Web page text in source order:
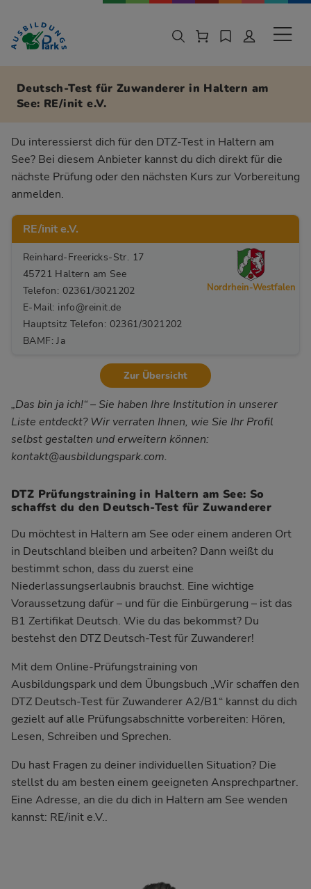
Zur Navigation springen
Zu den Hauptinhalten springen
Deutsch-Test für Zuwanderer in Haltern am
See: RE/init e.V.
Du interessierst dich für den DTZ-Test in Haltern am
See? Bei diesem Anbieter kannst du dich direkt für die
nächste Prüfung oder den nächsten Kurs zur Vorbereitung
anmelden.
RE/init e.V.
Reinhard-Freericks-Str. 17
45721 Haltern am See
Telefon: 02361/3021202
E-Mail: info@reinit.de
Hauptsitz Telefon: 02361/3021202
BAMF: Ja
Nordrhein-Westfalen
Zur Übersicht
„Das bin ja ich!“ – Sie haben Ihre Institution in unserer
Liste entdeckt? Wir verraten Ihnen, wie Sie Ihr Profil
selbst gestalten und erweitern können:
kontakt@ausbildungspark.com.
DTZ Prüfungstraining in Haltern am See: So
schaffst du den Deutsch-Test für Zuwanderer
Du möchtest in Haltern am See oder einem anderen Ort
in Deutschland bleiben und arbeiten? Dann weißt du
bestimmt schon, dass du zuerst eine
Niederlassungserlaubnis brauchst. Eine wichtige
Voraussetzung dafür – und für die Einbürgerung – ist das
B1 Zertifikat Deutsch. Wie du das bekommst? Du
bestehst den DTZ Deutsch-Test für Zuwanderer!
Mit dem Online-Prüfungstraining von
Ausbildungspark und dem Übungsbuch „Wir schaffen den
DTZ Deutsch-Test für Zuwanderer A2/B1“ kannst du dich
gezielt auf alle Prüfungsabschnitte vorbereiten: Hören,
Lesen, Schreiben und Sprechen.
Du hast Fragen zu deiner individuellen Situation? Die
stellst du am besten einem geeigneten Ansprechpartner.
Eine Adresse, an die du dich in Haltern am See wenden
kannst: RE/init e.V..